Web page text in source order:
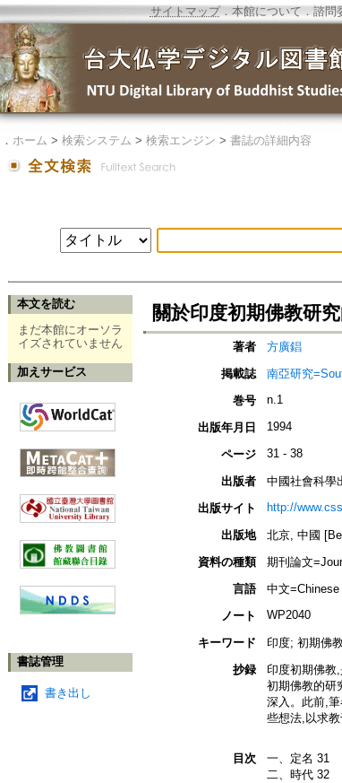
サイトマップ．本館について ． 諮問
． ホーム > 検索システム > 検索エンジン > 書誌の詳細内容
本文を読む
まだ本館にオーソラ
イズされていません
加えサービス
書誌管理
書き出し
關於印度初期佛教研
著者
方廣錩
掲載誌
南亞研究
巻号
n.1
出版年月日 1994
ページ 31 - 38
出版者
中國社會科學
出版サイト
http://
出版地
北京, 中國
資料の種類
期刊論文
言語
中文=Chinese
ノート
WP2040
キーワード
印度; 初期佛
抄録
印度初期佛教
初期佛教的研
深入。此前,
些想法,以求教
目次
一、定名 31
二、時代 32